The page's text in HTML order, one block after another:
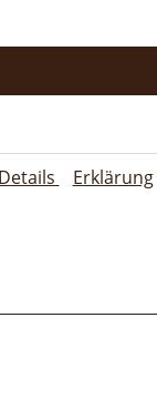
Details Erklärung